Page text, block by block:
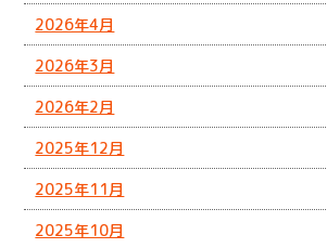
2026年4月
2026年3月
2026年2月
2025年12月
2025年11月
2025年10月